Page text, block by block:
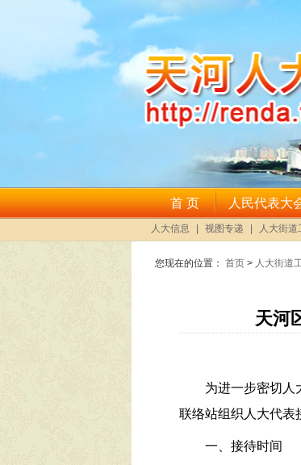
您现在的位置： 首页 > 人大街道
天河
为进一步密切人
联络站组织人大代表
一、接待时间